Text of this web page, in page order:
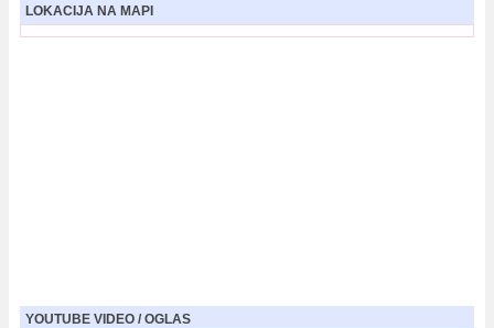
LOKACIJA NA MAPI
YOUTUBE VIDEO / OGLAS